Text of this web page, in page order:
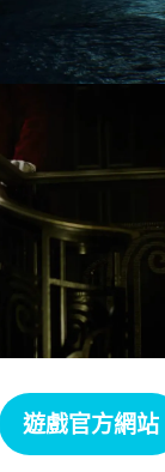
遊戲官方網站